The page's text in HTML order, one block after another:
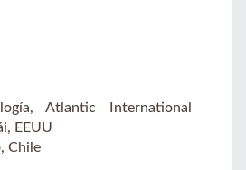
Atlantic International
EEUU
Chile